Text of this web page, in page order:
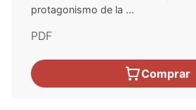
protagonismo de la ...
PDF
Comprar